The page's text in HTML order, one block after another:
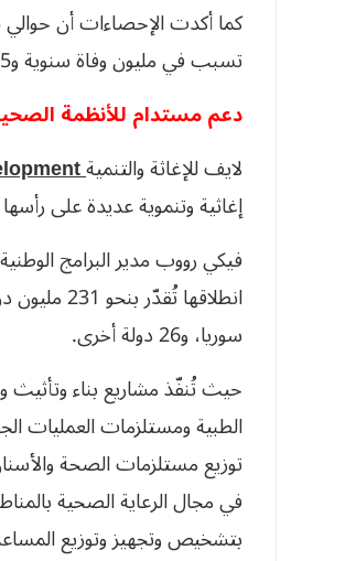
تسبب في مليون وفاة سنوية و65% من هذه الوفيات بسبب الأمراض المعدية فقط في صحراء أفريقيا.
دعم مستدام للأنظمة
لايف للإغاثة والتنميةLife For Relief and Development
إغاثية وتنموية عديدة على
فيكي رووب مدير البرامج
سوريا، و26 دولة أخرى.
حيث تُنفّذ مشاريع بناء وتأثيث
الطبية ومستلزمات العمليات
توزيع مستلزمات الصحة
في مجال الرعاية الصحية
بتشخيص وتجهيز وتوزيع